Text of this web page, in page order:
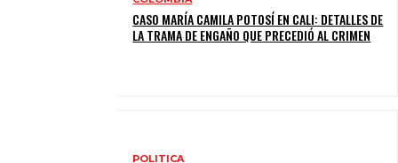
CASO MARÍA CAMILA POTOSÍ EN CALI: DETALLES DE
LA TRAMA DE ENGAÑO QUE PRECEDIÓ AL CRIMEN
POLITICA